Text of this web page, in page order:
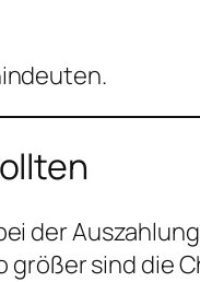
der
sind die